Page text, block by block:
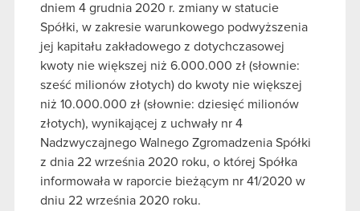
dniem 4 grudnia 2020 r. zmiany w statucie
Spółki, w zakresie warunkowego podwyższenia
jej kapitału zakładowego z dotychczasowej
kwoty nie większej niż 6.000.000 zł (słownie:
sześć milionów złotych) do kwoty nie większej
niż 10.000.000 zł (słownie: dziesięć milionów
złotych), wynikającej z uchwały nr 4
Nadzwyczajnego Walnego Zgromadzenia Spółki
z dnia 22 września 2020 roku, o której Spółka
informowała w raporcie bieżącym nr 41/2020 w
dniu 22 września 2020 roku.